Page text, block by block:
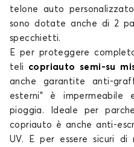
telone auto personalizzato
sono dotate anche di 2
specchietti.
E per proteggere
teli copriauto semi-su
anche garantite anti-
esterni" è
pioggia. Ideale per
copriauto è anche anti-
UV. E per essere sicuri di